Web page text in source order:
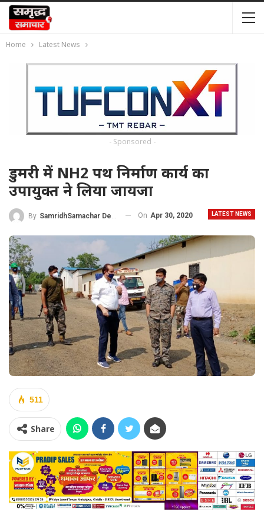
Home Latest News
- Sponsored -
डुमरी में NH2 पथ निर्माण कार्य का
उपायुक्त ने लिया जायजा
LATEST NEWS
By SamridhSamachar Desk On Apr 30, 2020
511
Share